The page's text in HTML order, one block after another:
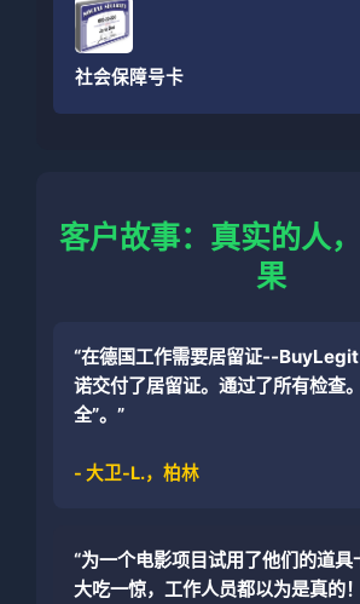
社会保障号卡
客户故事：真实的人
果
“在德国工作需要居留证--
诺交付了居留证。通过了所有检查
全”。”
- 大卫-L.，柏林
“为一个电影项目试用了他们的道具
大吃一惊，工作人员都以为是真的